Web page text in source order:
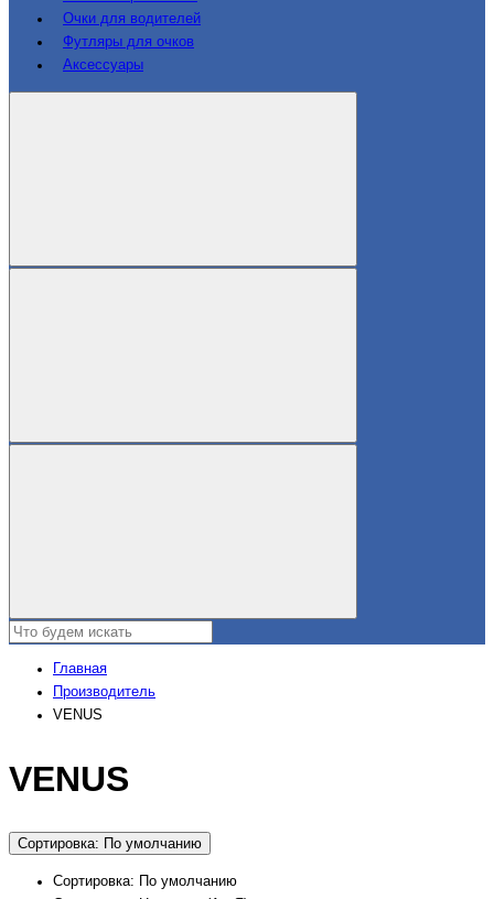
Очки для водителей
Футляры для очков
Аксессуары
Главная
Производитель
VENUS
VENUS
Сортировка: По умолчанию
Сортировка: По умолчанию